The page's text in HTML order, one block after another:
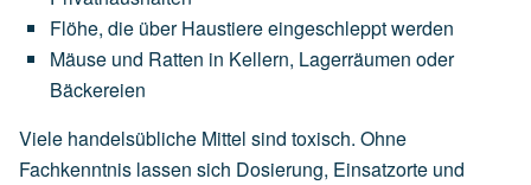
Flöhe, die über Haustiereeingeschlepptwerden
Mäuse und Ratten in Kellern, Lagerräumen oder
Bäckereien
Viele handelsübliche Mittel sind toxisch. Ohne
Fachkenntnis lassen sich Dosierung, Einsatzorte und